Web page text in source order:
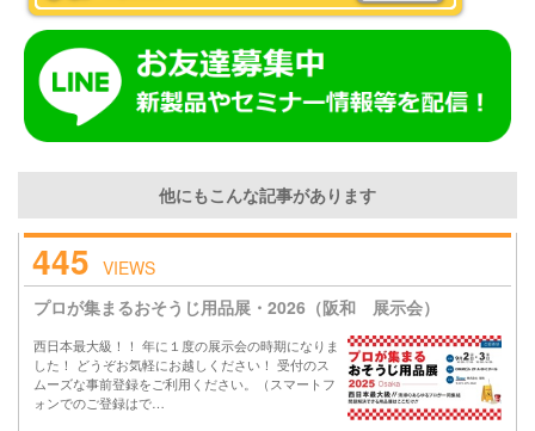
他にもこんな記事があります
445 VIEWS
プロが集まるおそうじ用品展・2026（阪和 展示会）
西日本最大級！！ 年に１度の展示会の時期になりま
した！ どうぞお気軽にお越しください！ 受付のス
ムーズな事前登録をご利用ください。（スマートフ
ォンでのご登録はで…